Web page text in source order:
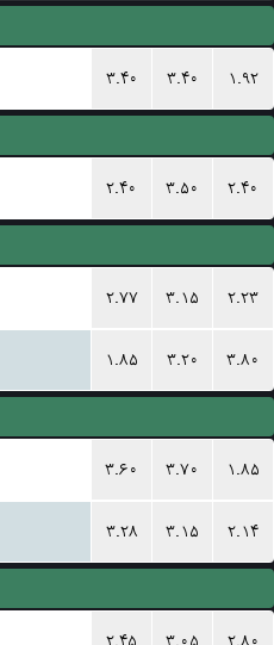
۳.۴۰ ۳.۴۰ ۱.۹۲
۲.۴۰ ۳.۵۰ ۲.۴۰
۲.۷۷ ۳.۱۵ ۲.۲۳
۱.۸۵ ۳.۲۰ ۳.۸۰
۳.۶۰ ۳.۷۰ ۱.۸۵
۳.۲۸ ۳.۱۵ ۲.۱۴
۲.۴۵ ۳.۰۵ ۲.۸۰